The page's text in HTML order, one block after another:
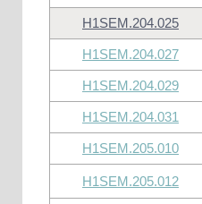
H1SEM.204.025
H1SEM.204.027
H1SEM.204.029
H1SEM.204.031
H1SEM.205.010
H1SEM.205.012